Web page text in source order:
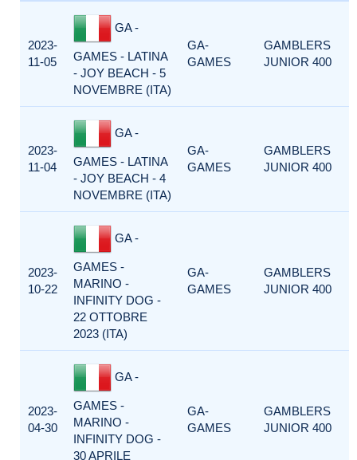
2023-
11-05
GA -
GAMES - LATINA
- JOY BEACH - 5
NOVEMBRE (ITA)
GA-
GAMES
GAMBLERS
JUNIOR 400
2023-
11-04
GA -
GAMES - LATINA
- JOY BEACH - 4
NOVEMBRE (ITA)
GA-
GAMES
GAMBLERS
JUNIOR 400
2023-
10-22
GA -
GAMES -
MARINO -
INFINITY DOG -
22 OTTOBRE
2023 (ITA)
GA-
GAMES
GAMBLERS
JUNIOR 400
2023-
04-30
GA -
GAMES -
MARINO -
INFINITY DOG -
30 APRILE
GA-
GAMES
GAMBLERS
JUNIOR 400